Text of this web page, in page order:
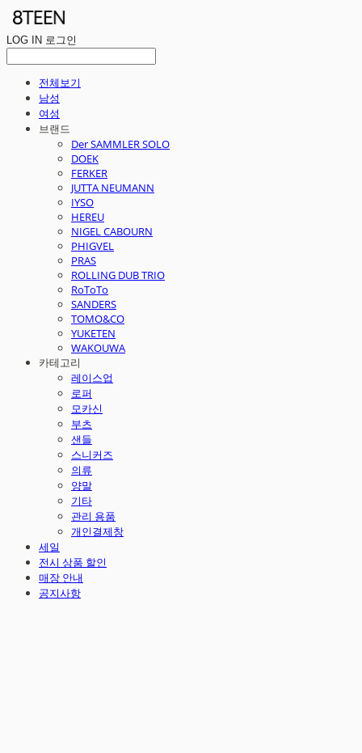
LOG IN 로그인
전체보기
남성
여성
브랜드
Der SAMMLER SOLO
DOEK
FERKER
JUTTA NEUMANN
IYSO
HEREU
NIGEL CABOURN
PHIGVEL
PRAS
ROLLING DUB TRIO
RoToTo
SANDERS
TOMO&CO
YUKETEN
WAKOUWA
카테고리
레이스업
로퍼
모카신
부츠
샌들
스니커즈
의류
양말
기타
관리 용품
개인결제창
세일
전시 상품 할인
매장 안내
공지사항